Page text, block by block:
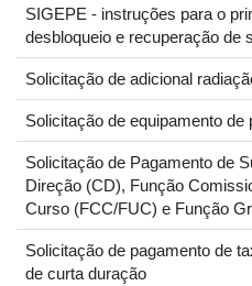
SIGEPE - instruções para o
desbloqueio e recuperação de
Solicitação de adicional
Solicitação de equipamento de
Solicitação de Pagamento de
Direção (CD), Função
Curso (FCC/FUC) e Função
Solicitação de pagamento de
de curta duração